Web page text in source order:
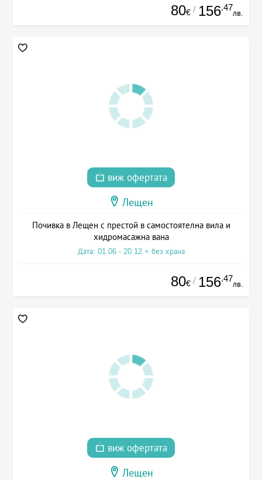
80€ / 156.47
лв.
виж офертата
Лещен
Почивка в Лещен с престой в самостоятелна вила и
хидромасажна вана
Дата: 01.06 - 20.12 + без храна
80€ / 156.47
лв.
виж офертата
Лещен